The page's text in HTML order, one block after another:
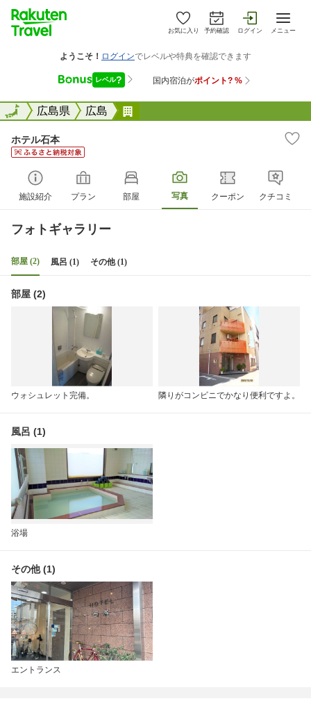
お気に入り 予約確認 ログイン メニュー
全国広島県 広島
全国
ホテル石本
施設紹介 プラン 部屋 写真 クーポン クチコミ
フォトギャラリー
部屋 (2) 風呂 (1) その他 (1)
部屋 (2)
ウォシュレット完備。 隣りがコンビニでかなり便利ですよ。
風呂 (1)
浴場
その他 (1)
エントランス